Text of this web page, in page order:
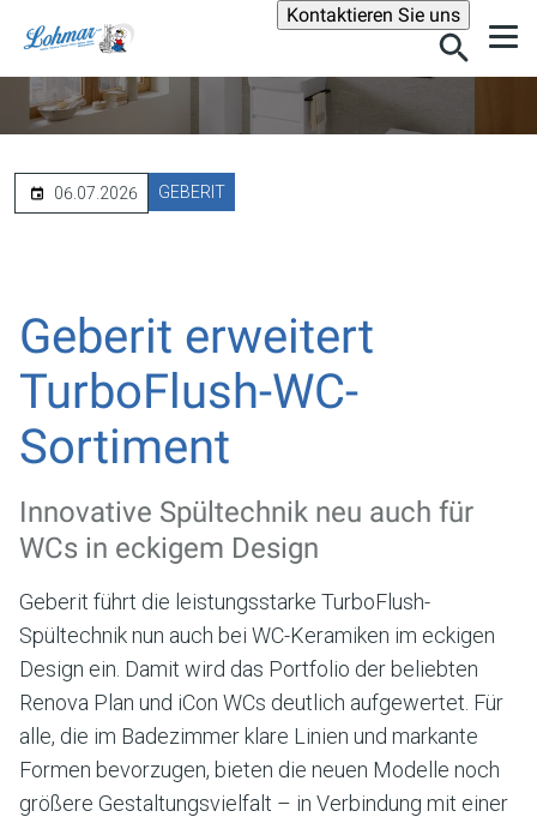
Kontaktieren Sie unsSuche
06.07.2026 GEBERIT
Geberit erweitert
TurboFlush-WC-
Sortiment
Innovative Spültechnik neu auch für
WCs in eckigem Design
Geberit führt die leistungsstarke TurboFlush-
Spültechnik nun auch bei WC-Keramiken im eckigen
Design ein. Damit wird das Portfolio der beliebten
Renova Plan und iCon WCs deutlich aufgewertet. Für
alle, die im Badezimmer klare Linien und markante
Formen bevorzugen, bieten die neuen Modelle noch
größere Gestaltungsvielfalt – in Verbindung mit einer